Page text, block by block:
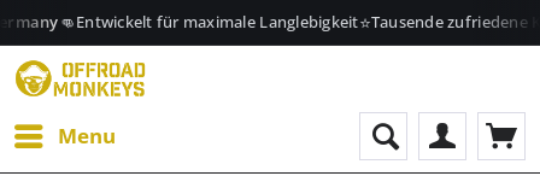
👊Entwickelt für maximale Langlebigkeit⭐Tausende zufriedene
Menu